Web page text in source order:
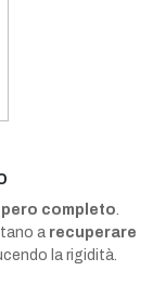
completo
a recuperare
la rigidità.